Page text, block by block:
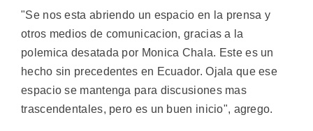
"Se nos esta abriendo un espacio en la prensa y
otros medios de comunicacion, gracias a la
polemica desatada por Monica Chala. Este es un
hecho sin precedentes en Ecuador. Ojala que ese
espacio se mantenga para discusiones mas
trascendentales, pero es un buen inicio", agrego.